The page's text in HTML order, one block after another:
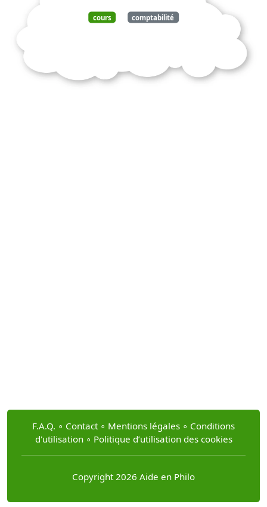
cours comptabilité
F.A.Q. ∘ Contact ∘ Mentions légales ∘ Conditions
d'utilisation∘ Politique d’utilisation des cookies
Copyright 2026 Aide en Philo